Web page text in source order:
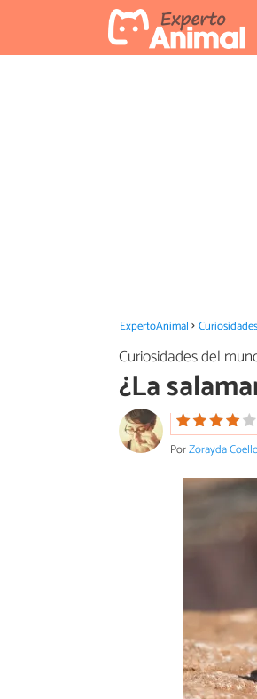
ExpertoAnimal Curiosidades
Curiosidades del
¿La
PorZorayda